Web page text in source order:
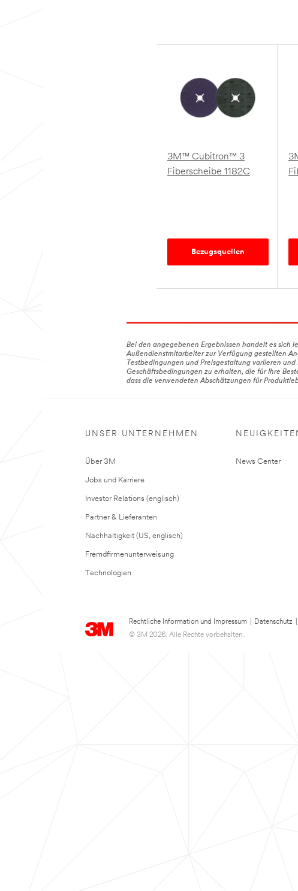
3M™ Cubitron™ 3
Fiberscheibe 1182C
Bezugsquellen
Bei den angegebenen Ergebnissen handelt es sich
Außendienstmitarbeiter zur Verfügung gestellten
Testbedingungen und Preisgestaltung variieren
Geschäftsbedingungen zu erhalten, die für Ihre
dass die verwendeten Abschätzungen für
UNSER UNTERNEHMEN
Über 3M
Jobs und Karriere
Investor Relations (englisch)
Partner & Lieferanten
Nachhaltigkeit (US, englisch)
Fremdfirmenunterweisung
Technologien
News Center
Rechtliche Information und Impressum Datenschutz
© 3M 2026. Alle Rechte vorbehalten..